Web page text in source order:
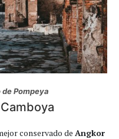
Pompeya
conservado de Angkor